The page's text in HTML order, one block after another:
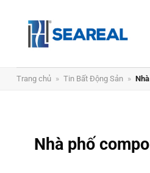
Trang chủ » Tin Bất Động Sản »
Nhà phố